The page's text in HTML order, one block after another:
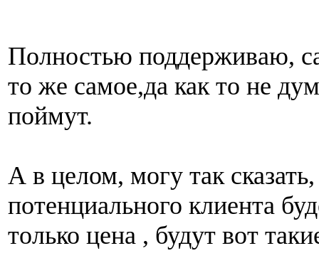
Полностью поддерживаю,
то же самое,да как то не
поймут.
А в целом, могу так
потенциального клиента
только цена , будут вот